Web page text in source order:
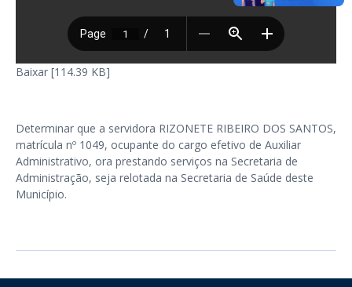
Baixar [114.39 KB]
Determinar que a servidora RIZONETE RIBEIRO DOS SANTOS,
matrícula nº 1049, ocupante do cargo efetivo de Auxiliar
Administrativo, ora prestando serviços na Secretaria de
Administração, seja relotada na Secretaria de Saúde deste
Município.